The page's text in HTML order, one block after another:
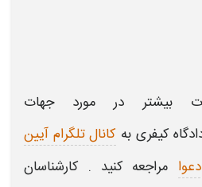
بیشتر در مورد
جهات
کیفری به کانال تلگرام آیین
مراجعه کنید . کارشناسان